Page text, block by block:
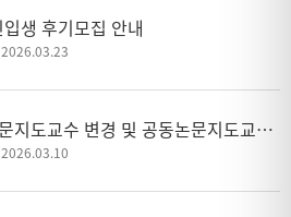
생 후기모집 안내
수 변경 및 공동논문지도교수 신청 안내